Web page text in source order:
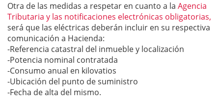
Otra de las medidas a respetar en cuanto a la Agencia
Tributaria y las notificaciones electrónicas obligatorias,
será que las eléctricas deberán incluir en su respectiva
comunicación a Hacienda:
-Referencia catastral del inmueble y localización
-Potencia nominal contratada
-Consumo anual en kilovatios
-Ubicación del punto de suministro
-Fecha de alta del mismo.